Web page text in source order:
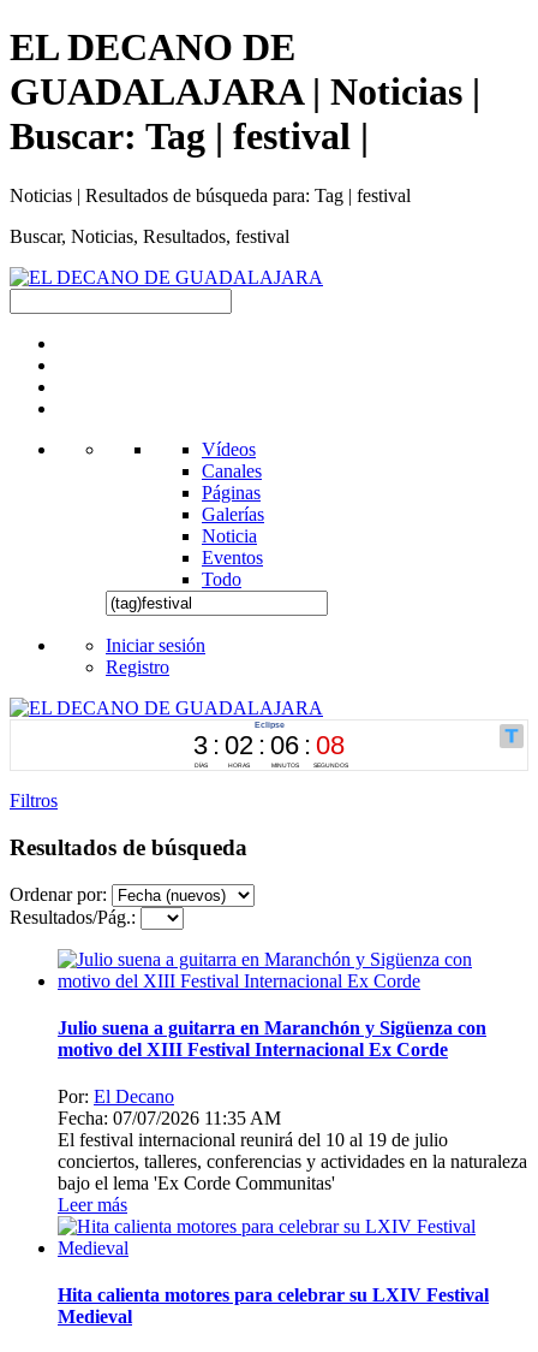
EL DECANO DE
GUADALAJARA | Noticias |
Buscar: Tag | festival |
Noticias | Resultados de búsqueda para: Tag | festival
Buscar, Noticias, Resultados, festival
Vídeos
Canales
Páginas
Galerías
Noticia
Eventos
Todo
Iniciar sesión
Registro
Filtros
Resultados de búsqueda
Ordenar por:
Resultados/Pág.:
Julio suena a guitarra en Maranchón y Sigüenza con
motivo del XIII Festival Internacional Ex Corde
Por: El Decano
Fecha: 07/07/2026 11:35 AM
El festival internacional reunirá del 10 al 19 de julio
conciertos, talleres, conferencias y actividades en la naturaleza
bajo el lema 'Ex Corde Communitas'
Leer más
Hita calienta motores para celebrar su LXIV Festival
Medieval